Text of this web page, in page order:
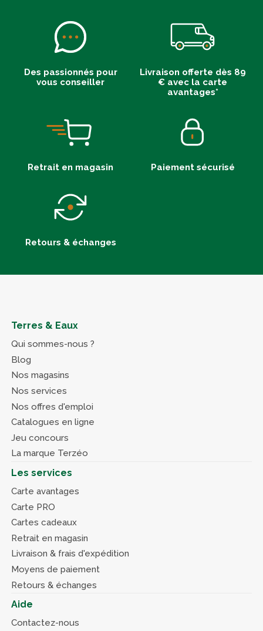
Des passionnés pour
vous conseiller
Livraison offerte dès 89
€ avec la carte
avantages*
Retrait en magasin Paiement sécurisé
Retours & échanges
Terres & Eaux
Qui sommes-nous ?
Blog
Nos magasins
Nos services
Nos offres d'emploi
Catalogues en ligne
Jeu concours
La marque Terzéo
Les services
Carte avantages
Carte PRO
Cartes cadeaux
Retrait en magasin
Livraison & frais d'expédition
Moyens de paiement
Retours & échanges
Aide
Contactez-nous